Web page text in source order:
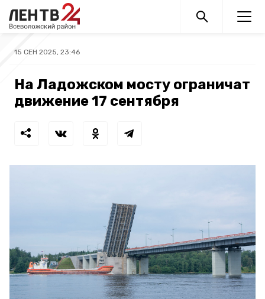
15 СЕН 2025, 23:46
На Ладожском мосту ограничат
движение 17 сентября